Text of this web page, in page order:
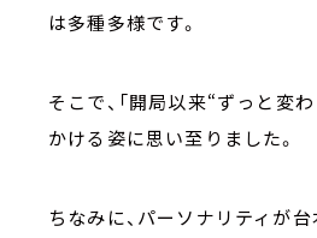
は多種多様です。
そこで、「開局以来“ずっと変
かける姿に思い至りました。
ちなみに、パーソナリティが